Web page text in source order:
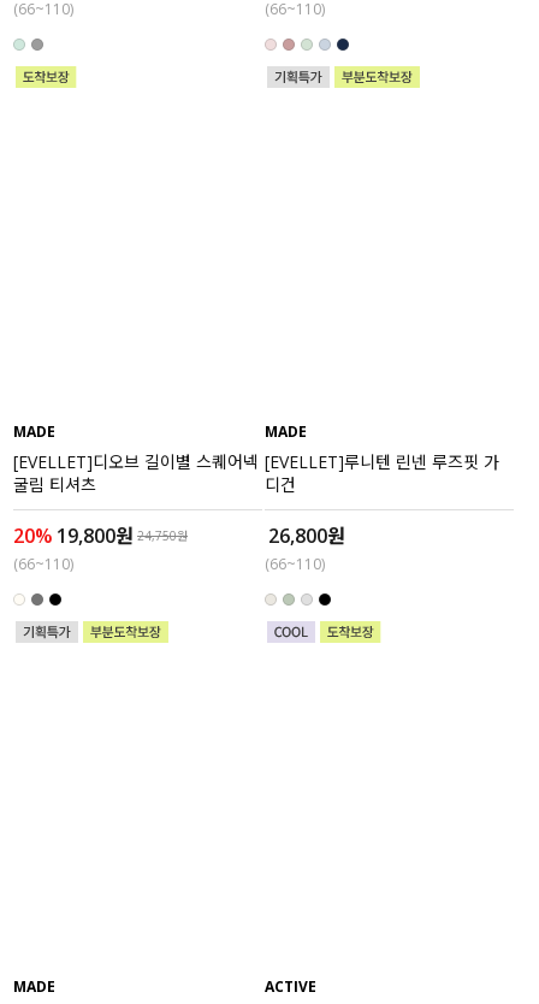
(66~110) (66~110)
MADE
[EVELLET]디오브 길이별 스퀘어넥
굴림 티셔츠
20% 19,800원 24,750원
(66~110)
MADE
[EVELLET]루니텐 린넨 루즈핏 가
디건
26,800원
(66~110)
MADE ACTIVE